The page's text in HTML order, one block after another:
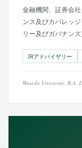
金融機関、証券会
ンス及びカバレッ
リー及びガバナンス
IRアドバイザリー
Waseda University, B.A.